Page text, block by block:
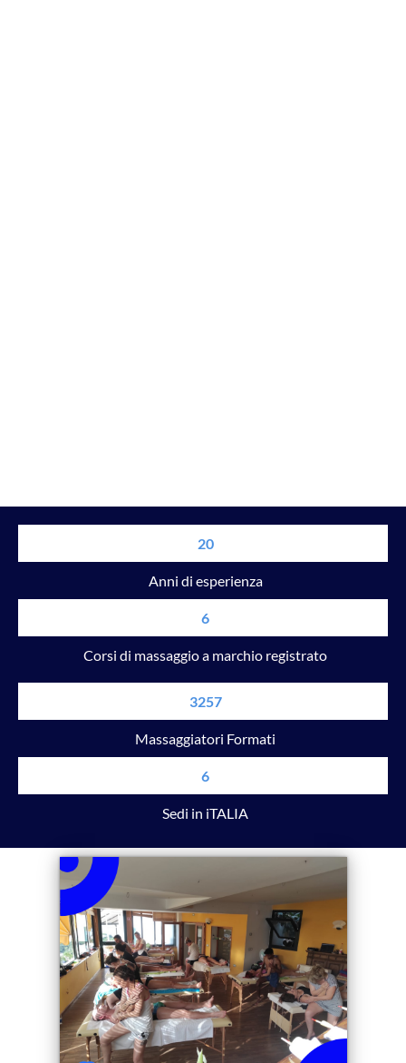
20
Anni di esperienza
6
Corsi di massaggio a marchio registrato
3257
Massaggiatori Formati
6
Sedi in iTALIA